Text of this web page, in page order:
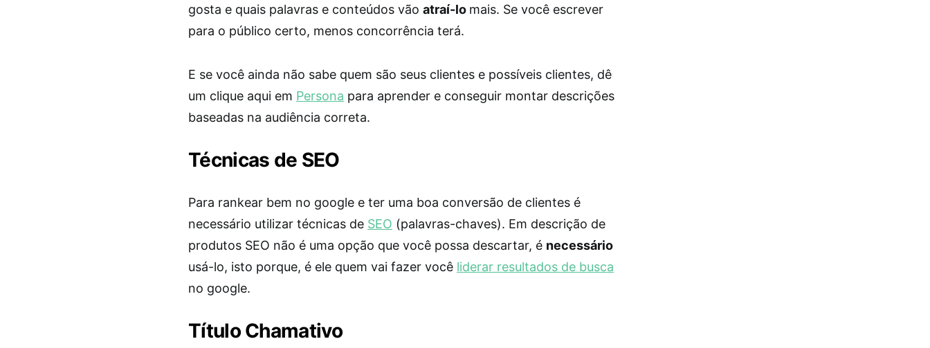
gosta e quais palavras e conteúdos vão atraí-lo mais. Se você escrever
para o público certo, menos concorrência terá.
E se você ainda não sabe quem são seus clientes e possíveis clientes, dê
um clique aqui em Persona para aprender e conseguir montar descrições
baseadas na audiência correta.
Técnicas de SEO
Para rankear bem no google e ter uma boa conversão de clientes é
necessário utilizar técnicas de SEO (palavras-chaves). Em descrição de
produtos SEO não é uma opção que você possa descartar, é necessário
usá-lo, isto porque, é ele quem vai fazer você liderar resultados de busca
no google.
Título Chamativo